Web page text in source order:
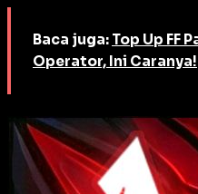
Baca juga: Top Up FF
Operator, Ini Caranya!